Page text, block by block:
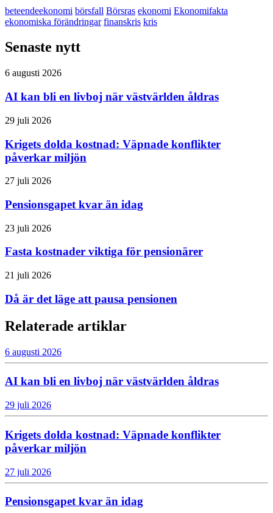
beteendeekonomi börsfall Börsras ekonomi Ekonomifakta
ekonomiska förändringar finanskris kris
Senaste nytt
6 augusti 2026
AI kan bli en livboj när västvärlden åldras
29 juli 2026
Krigets dolda kostnad: Väpnade konflikter
påverkar miljön
27 juli 2026
Pensionsgapet kvar än idag
23 juli 2026
Fasta kostnader viktiga för pensionärer
21 juli 2026
Då är det läge att pausa pensionen
Relaterade artiklar
6 augusti 2026
AI kan bli en livboj när västvärlden åldras
29 juli 2026
Krigets dolda kostnad: Väpnade konflikter
påverkar miljön
27 juli 2026
Pensionsgapet kvar än idag